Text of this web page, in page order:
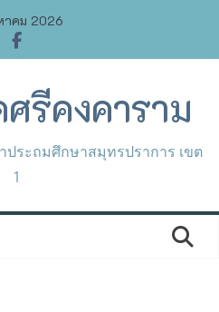
าคม 2026
ศรีคงคาราม
ระถมศึกษาสมุทรปราการ เขต
1